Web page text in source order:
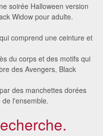
soirée Halloween version
Widow pour adulte.
comprend une ceinture et
du corps et des motifs qui
des Avengers, Black
des manchettes dorées
l'ensemble.